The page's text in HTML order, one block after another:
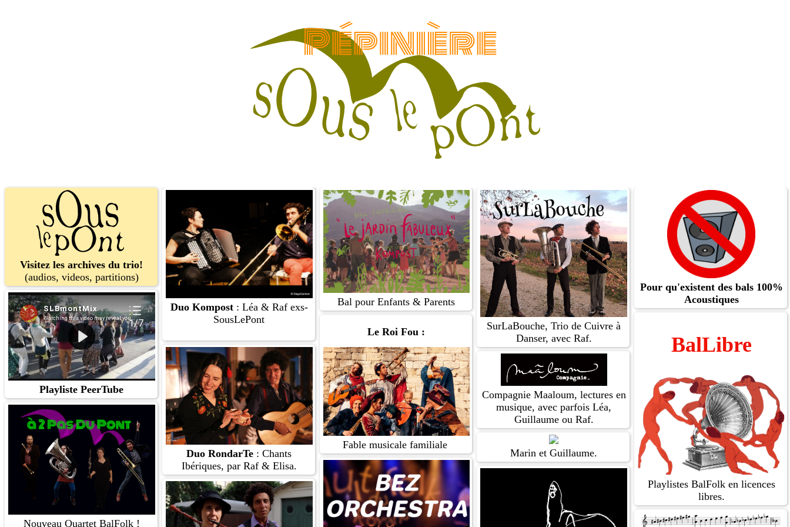
Visitez les archives du trio!
(audios, videos, partitions)
Playliste PeerTube
Nouveau Quartet BalFolk !
Duo Kompost: Léa & Raf exs-
SousLePont
Duo RondarTe : Chants
Ibériques, par Raf & Elisa.
Bal pour Enfants & Parents
Le Roi Fou :
Fable musicale familiale
SurLaBouche, Trio de Cuivre à
Danser, avec Raf.
Compagnie Maaloum, lectures en
musique, avec parfois Léa,
Guillaume ou Raf.
Marin et Guillaume.
Pour qu'existent des bals 100%
Acoustiques
BalLibre
Playlistes BalFolk en licences
libres.